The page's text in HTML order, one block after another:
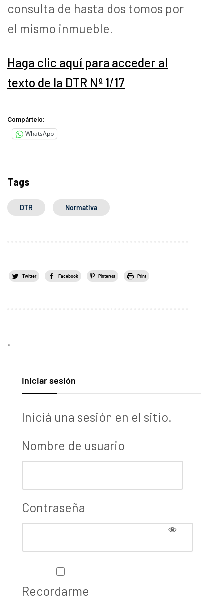
consulta de hasta dos tomos por
el mismo inmueble.
Haga clic aquí para acceder al
texto de la DTR Nº 1/17
Compártelo:
WhatsApp
Tags
DTR Normativa
Twitter Facebook Pinterest Print
.
Iniciar sesión
Iniciá una sesión en el sitio.
Nombre de usuario
Contraseña
Recordarme